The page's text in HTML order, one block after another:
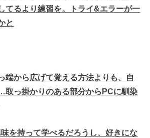
てるより練習を。トライ&エラーが一
と
端から広げて覚える方法よりも、自
取っ掛かりのある部分からPCに馴染
を持って学べるだろうし、好きにな